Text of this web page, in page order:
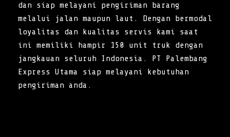
dan siap melayani pengiriman barang
melalui jalan maupun laut. Dengan bermodal
loyalitas dan kualitas servis kami saat
ini memiliki hampir 150 unit truk dengan
jangkauan seluruh Indonesia. PT Palembang
Express Utama siap melayani kebutuhan
pengiriman anda.